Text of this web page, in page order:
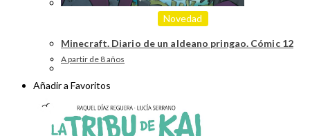
Novedad
Minecraft. Diario de un aldeano pringao. Cómic 12
A partir de 8 años
Añadir a Favoritos